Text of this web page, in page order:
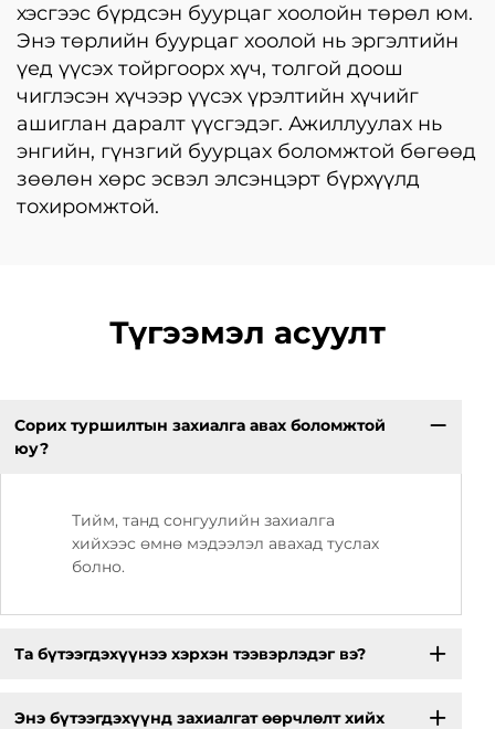
хэсгээс бүрдсэн буурцаг хоолойн төрөл юм.
Энэ төрлийн буурцаг хоолой нь эргэлтийн
үед үүсэх тойргоорх хүч, толгой доош
чиглэсэн хүчээр үүсэх үрэлтийн хүчийг
ашиглан даралт үүсгэдэг. Ажиллуулах нь
энгийн, гүнзгий буурцах боломжтой бөгөөд
зөөлөн хөрс эсвэл элсэнцэрт бүрхүүлд
тохиромжтой.
Түгээмэл асуулт
Сорих туршилтын захиалга авах боломжтой
юу?
Тийм, танд сонгуулийн захиалга
хийхээс өмнө мэдээлэл авахад туслах
болно.
Та бүтээгдэхүүнээ хэрхэн тээвэрлэдэг вэ?
Энэ бүтээгдэхүүнд захиалгат өөрчлөлт хийх